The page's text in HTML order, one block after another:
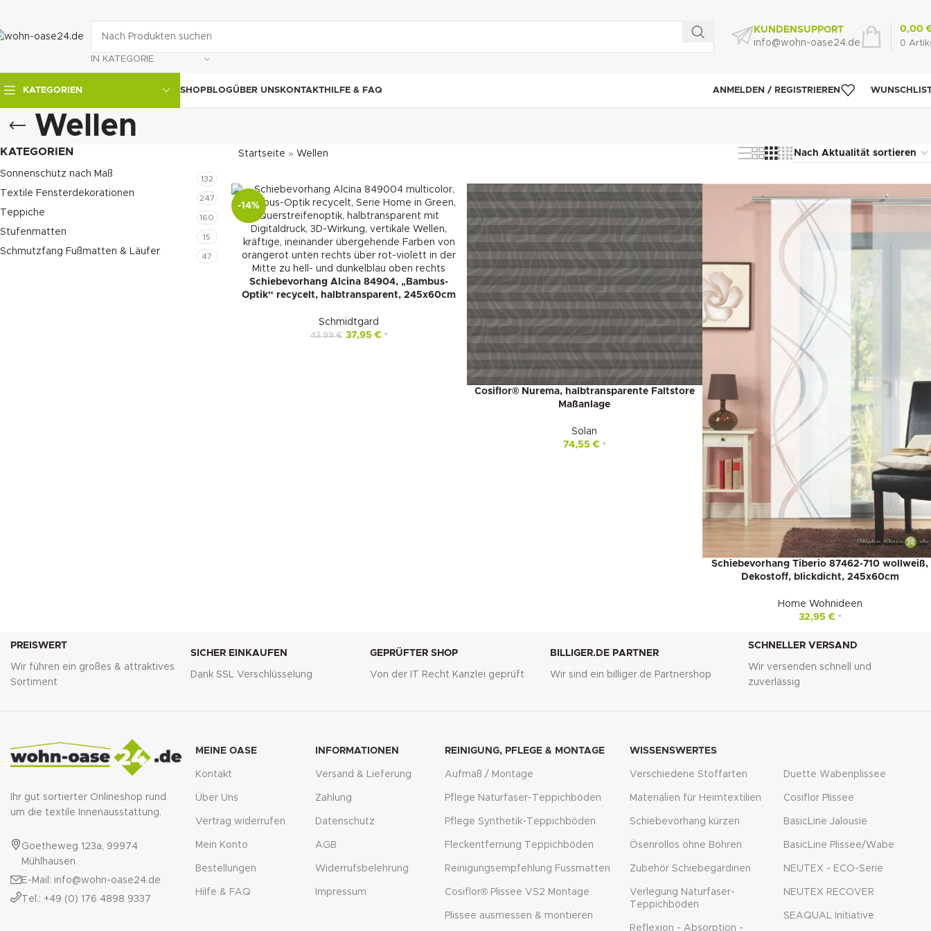
IN KATEGORIE
KUNDENSUPPORT
info@wohn-oase24.de
0
0,00
KATEGORIEN SHOPBLOGÜBER UNSKONTAKTHILFE & FAQ ANMELDEN / REGISTRIEREN
Wellen
KATEGORIEN
Sonnenschutz nach Maß 132
Textile Fensterdekorationen 247
Teppiche 160
Stufenmatten 15
Schmutzfang Fußmatten & Läufer 47
Startseite » Wellen
-14%
Schiebevorhang Alcina 84904, „Bambus-
Optik“ recycelt, halbtransparent, 245x60cm
Schmidtgard
43,99€ 37,95€ *
Cosiflor® Nurema, halbtransparente Faltstore
Maßanlage
Solan
74,55€ *
Schiebevorhang Tiberio 87462-710 wollweiß,
Dekostoff, blickdicht, 245x60cm
Home Wohnideen
32,95€ *
PREISWERT
Wir führen ein großes & attraktives
Sortiment
SICHER EINKAUFEN
Dank SSL Verschlüsselung
GEPRÜFTER SHOP
Von der IT Recht Kanzlei geprüft
BILLIGER.DE PARTNER
Wir sind ein billiger.de Partnershop
SCHNELLER VERSAND
Wir versenden schnell und
zuverlässig
Ihr gut sortierter Onlineshop rund
um die textile Innenausstattung.
Goetheweg 123a, 99974
Mühlhausen
E-Mail: info@wohn-oase24.de
Tel.: +49 (0) 176 4898 9337
MEINE OASE
Kontakt
Über Uns
Vertrag widerrufen
Mein Konto
Bestellungen
Hilfe & FAQ
INFORMATIONEN
Versand & Lieferung
Zahlung
Datenschutz
AGB
Widerrufsbelehrung
Impressum
REINIGUNG, PFLEGE & MONTAGE
Aufmaß / Montage
Pflege Naturfaser-Teppichböden
Pflege Synthetik-Teppichböden
Fleckentfernung Teppichböden
Reinigungsempfehlung Fussmatten
Cosiflor® Plissee VS2 Montage
Plissee ausmessen & montieren
WISSENSWERTES
Verschiedene Stoffarten
Materialien für Heimtextilien
Schiebevorhang kürzen
Ösenrollos ohne Bohren
Zubehör Schiebegardinen
Verlegung Naturfaser-
Teppichböden
Reflexion - Absorption -
Duette Wabenplissee
Cosiflor Plissee
BasicLine Jalousie
BasicLine Plissee/Wabe
NEUTEX - ECO-Serie
NEUTEX RECOVER
SEAQUAL Initiative